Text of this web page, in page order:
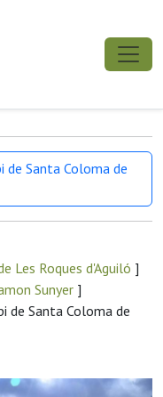
de Santa Coloma de
Les Roques d'Aguiló ]
Sunyer ]
de Santa Coloma de